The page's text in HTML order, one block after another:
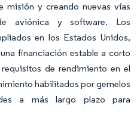
misión y creando nuevas vías
aviónica y software. Los
en los Estados Unidos,
financiación estable a corto
de rendimiento en el
habilitados por gemelos
a más largo plazo para